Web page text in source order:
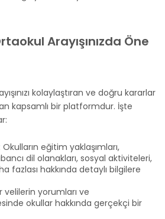
Arayışınızda Öne
kolaylaştıran ve doğru kararlar
kapsamlı bir platformdur. İşte
Okulların eğitim yaklaşımları,
dil olanakları, sosyal aktiviteleri,
fazlası hakkında detaylı bilgilere
velilerin yorumları ve
okullar hakkında gerçekçi bir